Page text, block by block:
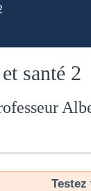
santé 2